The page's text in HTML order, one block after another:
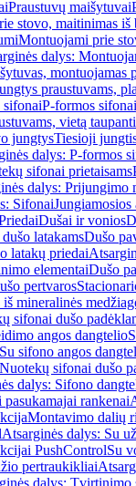
Praustuvų maišytuvai
stovo, maitinimas iš
Montuojami prie
dalys:
montuojamas
praustuvams,
sifonaiP-formos
vietą
jungtysTiesioji
dalys: P-formos
sifonai prietaisams
dalys: Prijungimo
SifonaiJungiamosios
Dušai ir vonios
latakamsDušo
latakų priedai
elementaiDušo
pertvaros
mineralinės
sifonai dušo
angos dangtelio
sifono angos
sifonai dušo
dalys: Sifono
rankenai
Montavimo dalių
Atsarginės dalys: Su
PushControlSu
pertraukikliai
dalys: Tvirtinimo